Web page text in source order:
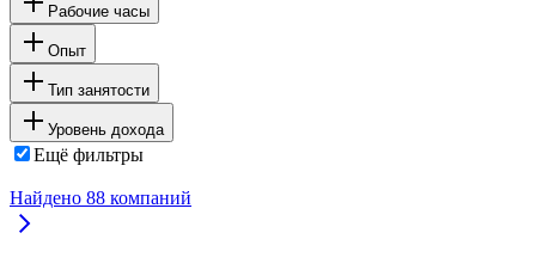
Рабочие часы
Опыт
Тип занятости
Уровень дохода
Ещё фильтры
Найдено 88 компаний